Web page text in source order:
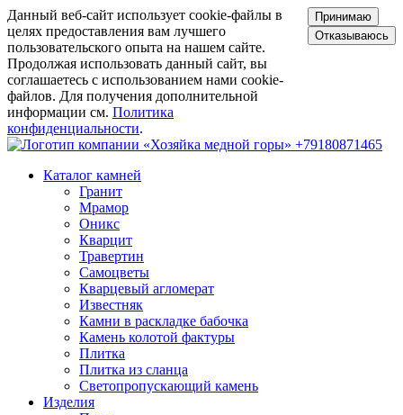
Данный веб-сайт использует cookie-файлы в
целях предоставления вам лучшего
пользовательского опыта на нашем сайте.
Продолжая использовать данный сайт, вы
соглашаетесь с использованием нами cookie-
файлов. Для получения дополнительной
информации см. Политика
конфиденциальности.
Принимаю
Отказываюсь
+79180871465
Каталог камней
Гранит
Мрамор
Оникс
Кварцит
Травертин
Самоцветы
Кварцевый агломерат
Известняк
Камни в раскладке бабочка
Камень колотой фактуры
Плитка
Плитка из сланца
Светопропускающий камень
Изделия